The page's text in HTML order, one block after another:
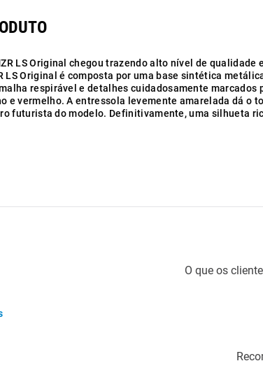
LS Original chegou trazendo alto nível de qualidade e
LS Original é composta por uma base sintética
respirável e detalhes cuidadosamente marcados
e vermelho. A entressola levemente amarelada dá o
futurista do modelo. Definitivamente, uma silhueta
O que os